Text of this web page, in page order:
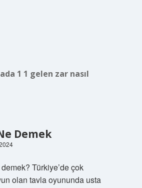
1 1 gelen zar nasıl
Demek
Türkiye’de çok
olan tavla oyununda usta